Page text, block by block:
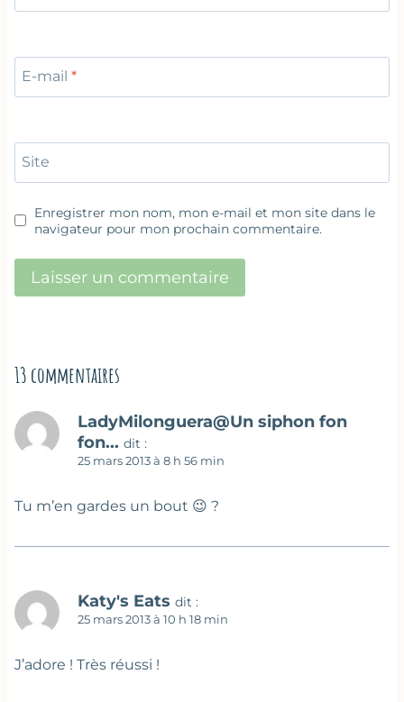
E-mail *
Site
Enregistrer mon nom, mon e-mail et mon site dans le
navigateur pour mon prochain commentaire.
13 commentaires
LadyMilonguera@Un siphon fon
fon... dit :
25 mars 2013 à 8 h 56 min
Tu m’en gardes un bout 😉 ?
Katy's Eats dit :
25 mars 2013 à 10 h 18 min
J’adore ! Très réussi !